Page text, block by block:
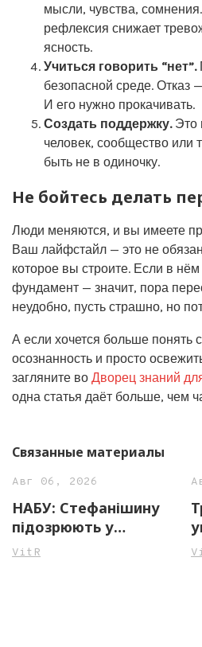
мысли, чувства,
рефлексия снижает
ясность.
Учиться говорить “нет”.
безопасной среде. Отказ
И его нужно прокачивать.
Создать поддержку.Это
человек, сообщество или
быть не в одиночку.
Не бойтесь делать
Люди меняются, и вы имеете
Ваш лайфстайл — это не
которое вы строите. Если в
фундамент — значит, пора
неудобно, пусть страшно, но
А если хочется больше понять
осознанность и просто
загляните во Дворец знаний
одна статья даёт больше, чем
Связанные материалы
Авг 06, 2026
НАБУ: Стефанішину
підозрюють у
незаконному
VitR